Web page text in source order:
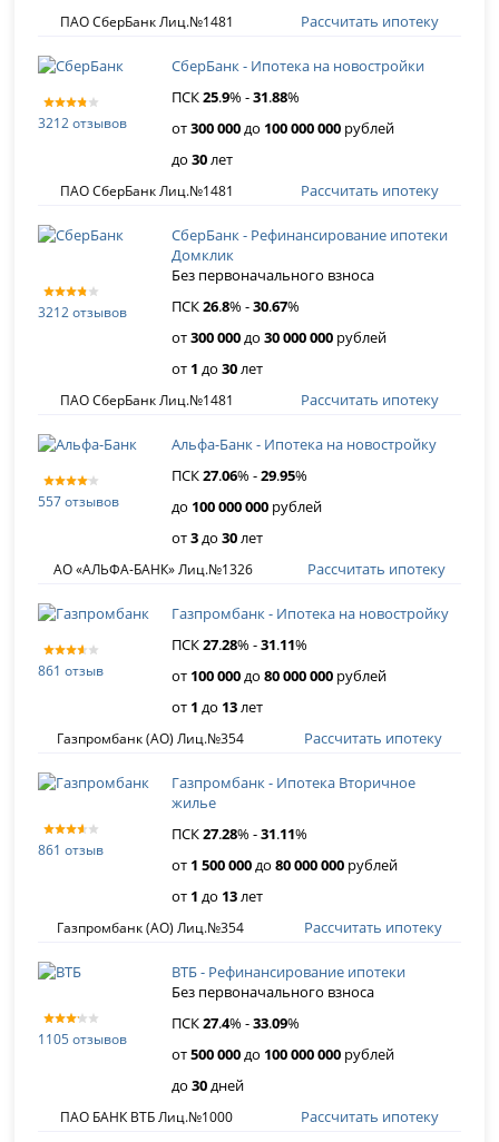
ПАО СберБанк Лиц.№1481 Рассчитать ипотеку
3212 отзывов
СберБанк - Ипотека на новостройки
ПСК25.9% -31.88%
от300 000до 100 000 000 рублей
до30лет
ПАО СберБанк Лиц.№1481 Рассчитать ипотеку
3212 отзывов
СберБанк - Рефинансирование ипотеки
Домклик
Без первоначального взноса
ПСК26.8% -30.67%
от300 000до30 000 000 рублей
от 1 до30лет
ПАО СберБанк Лиц.№1481 Рассчитать ипотеку
557 отзывов
Альфа-Банк - Ипотека на новостройку
ПСК27.06% -29.95%
до 100 000 000 рублей
от3до30лет
АО «АЛЬФА-БАНК» Лиц.№1326 Рассчитать ипотеку
861 отзыв
Газпромбанк - Ипотека на новостройку
ПСК27.28% -31.11%
от 100 000до80 000 000 рублей
от 1 до 13лет
Газпромбанк (АО) Лиц.№354 Рассчитать ипотеку
861 отзыв
Газпромбанк - Ипотека Вторичное
жилье
ПСК27.28% -31.11%
от 1 500 000до80 000 000 рублей
от 1 до 13лет
Газпромбанк (АО) Лиц.№354 Рассчитать ипотеку
1105 отзывов
ВТБ - Рефинансирование ипотеки
Без первоначального взноса
ПСК27.4% -33.09%
от500 000до 100 000 000 рублей
до30дней
ПАО БАНК ВТБ Лиц.№1000 Рассчитать ипотеку